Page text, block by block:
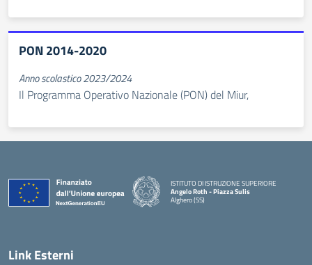
PON 2014-2020
Anno scolastico 2023/2024
Il Programma Operativo Nazionale (PON) del Miur,
ISTITUTO DI ISTRUZIONE SUPERIORE
Angelo Roth - Piazza Sulis
Alghero (SS)
— Visita la pagina iniziale della scuola
Link Esterni